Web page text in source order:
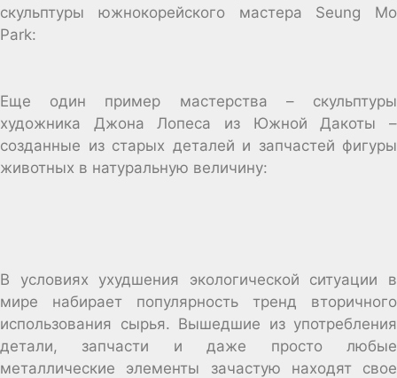
скульптуры южнокорейского мастера Seung Mo
Park:
Еще один пример мастерства – скульптуры
художника Джона Лопеса из Южной Дакоты –
созданные из старых деталей и запчастей фигуры
животных в натуральную величину:
В условиях ухудшения экологической ситуации в
мире набирает популярность тренд вторичного
использования сырья. Вышедшие из употребления
детали, запчасти и даже просто любые
металлические элементы зачастую находят свое